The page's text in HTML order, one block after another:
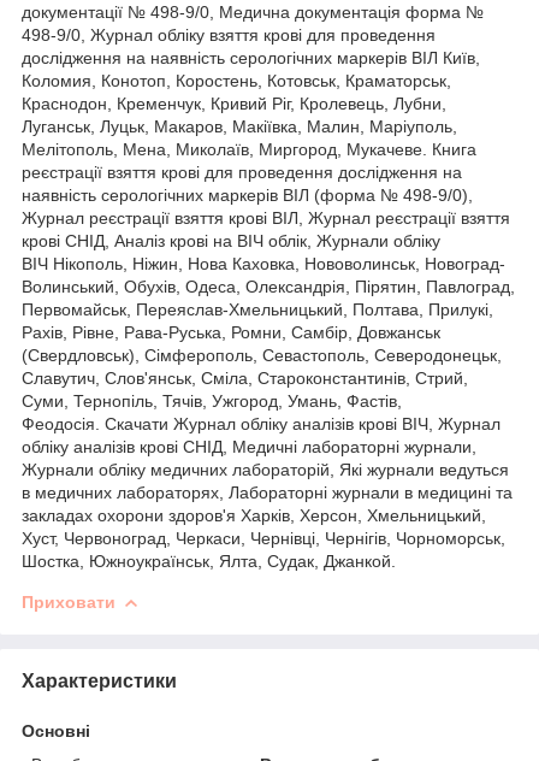
документації № 498-9/0, Медична документація форма №
498-9/0, Журнал обліку взяття крові для проведення
дослідження на наявність серологічних маркерів ВІЛ Київ,
Коломия, Конотоп, Коростень, Котовськ, Краматорськ,
Краснодон, Кременчук, Кривий Ріг, Кролевець, Лубни,
Луганськ, Луцьк, Макаров, Макіївка, Малин, Маріуполь,
Мелітополь, Мена, Миколаїв, Миргород, Мукачеве. Книга
реєстрації взяття крові для проведення дослідження на
наявність серологічних маркерів ВІЛ (форма № 498-9/0),
Журнал реєстрації взяття крові ВІЛ, Журнал реєстрації взяття
крові СНІД, Аналіз крові на ВІЧ облік, Журнали обліку
ВІЧ Нікополь, Ніжин, Нова Каховка, Нововолинськ, Новоград-
Волинський, Обухів, Одеса, Олександрія, Пірятин, Павлоград,
Первомайськ, Переяслав-Хмельницький, Полтава, Прилукі,
Рахів, Рівне, Рава-Руська, Ромни, Самбір, Довжанськ
(Свердловськ), Сімферополь, Севастополь, Северодонецьк,
Славутич, Слов'янськ, Сміла, Староконстантинів, Стрий,
Суми, Тернопіль, Тячів, Ужгород, Умань, Фастів,
Феодосія. Скачати Журнал обліку аналізів крові ВІЧ, Журнал
обліку аналізів крові СНІД, Медичні лабораторні журнали,
Журнали обліку медичних лабораторій, Які журнали ведуться
в медичних лабораторях, Лабораторні журнали в медицині та
закладах охорони здоров'я Харків, Херсон, Хмельницький,
Хуст, Червоноград, Черкаси, Чернівці, Чернігів, Чорноморськ,
Шостка, Южноукраїнськ, Ялта, Судак, Джанкой.
Приховати
Характеристики
Основні